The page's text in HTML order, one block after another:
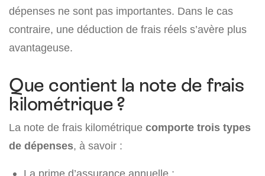
dépenses ne sont pas importantes. Dans le cas
contraire, une déduction de frais réels s’avère plus
avantageuse.
Que contient la note de frais
kilométrique ?
La note de frais kilométrique comporte trois types
de dépenses, à savoir :
La prime d’assurance annuelle ;